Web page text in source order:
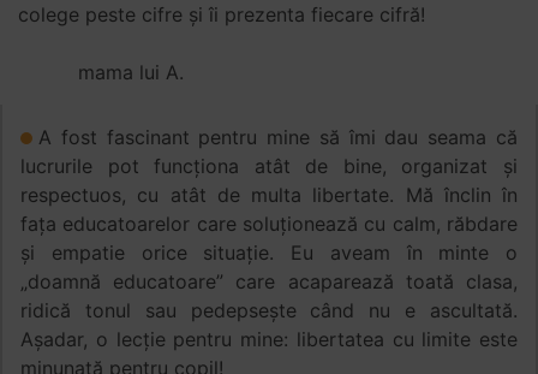
colege peste cifre și îi prezenta fiecare cifră!
mama lui A.
A fost fascinant pentru mine să îmi dau seama că
lucrurile pot funcționa atât de bine, organizat și
respectuos, cu atât de multa libertate. Mă înclin în
fața educatoarelor care soluționează cu calm, răbdare
și empatie orice situație. Eu aveam în minte o
„doamnă educatoare” care acaparează toată clasa,
ridică tonul sau pedepsește când nu e ascultată.
Așadar, o lecție pentru mine: libertatea cu limite este
minunată pentru copil!